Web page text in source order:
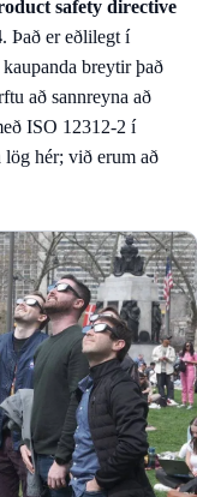
safety directive
. Það er eðlilegt í
breytir það
að sannreyna að
ISO 12312-2 í
hér; við erum að